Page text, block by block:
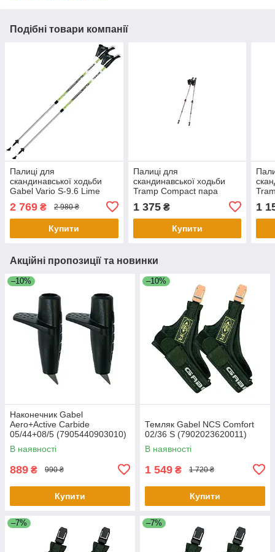
Подібні товари компанії
Палиці для
скандинавської ходьби
Gabel Vario S-9.6 Lime
2 769 ₴ 2 980 ₴
Купити
Палиці для
скандинавської ходьби
Tramp Compact пара
1 375₴
Купити
1
Акційні пропозиції та новинки
–10%
Наконечник Gabel
Aero+Active Carbide
05/44+08/5 (7905440903010)
В наявності
889 ₴ 990 ₴
Купити
–10%
Темляк Gabel NCS Comfort
02/36 S (7902023620011)
В наявності
1 549 ₴ 1 720 ₴
Купити
–7% –7%